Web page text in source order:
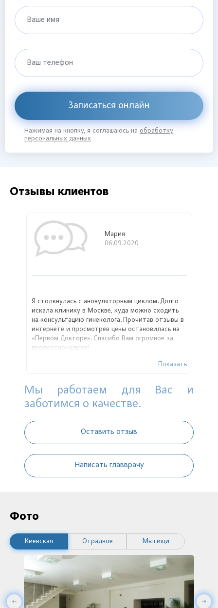
Ваше имя
Ваш телефон
Записаться онлайн
Нажимая на кнопку, я соглашаюсь на обработку
персональных данных
Отзывы клиентов
Мария
06.09.2020
Я столкнулась с ановуляторным циклом. Долго
искала клинику в Москве, куда можно сходить
на консультацию гинеколога. Прочитав отзывы в
интернете и просмотрев цены остановилась на
«Первом Докторе». Спасибо Вам огромное за
профессионализм!
Показать
Мы работаем для Вас и
заботимся о качестве.
Оставить отзыв
Написать главврачу
Фото
Киевская Отрадное Мытищи